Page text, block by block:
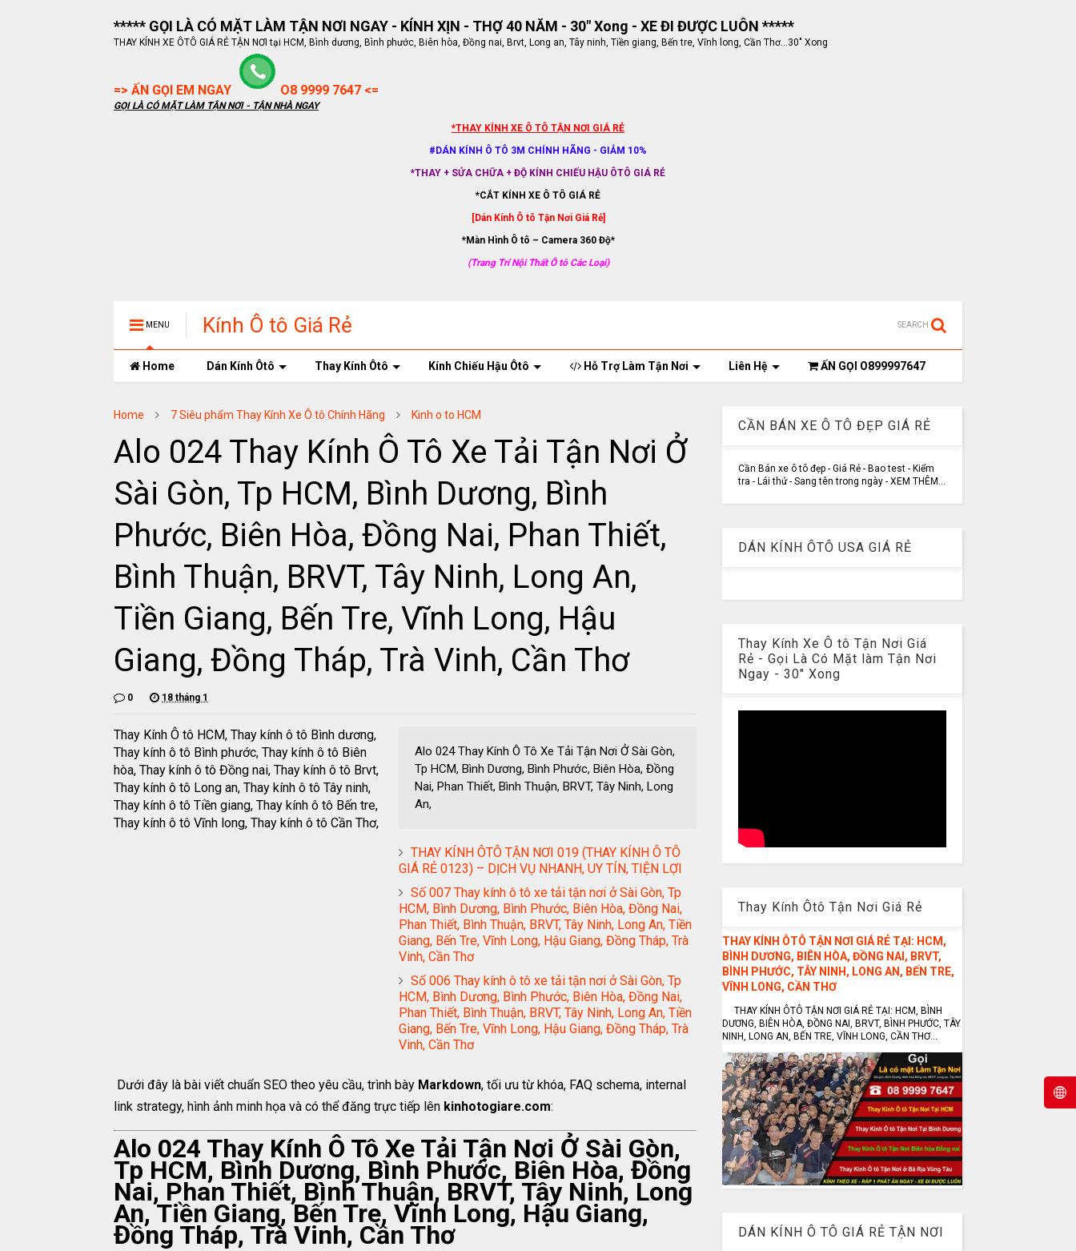
***** GỌI LÀ CÓ MẶT LÀM TẬN NƠI NGAY - KÍNH XỊN - THỢ 40 NĂM - 30" Xong - XE ĐI ĐƯỢC LUÔN *****
THAY KÍNH XE ÔTÔ GIÁ RẺ TẬN NƠI tại HCM, Bình dương, Bình phước, Biên hòa, Đồng nai, Brvt, Long an, Tây ninh, Tiền giang, Bến tre, Vĩnh long, Cần Thơ...30" Xong
=> ẤN GỌI EM NGAY O8 9999 7647 <=
GỌI LÀ CÓ MẶT LÀM TẬN NƠI - TẬN NHÀ NGAY
*THAY KÍNH XE Ô TÔ TẬN NƠI GIÁ RẺ
#DÁN KÍNH Ô TÔ 3M CHÍNH HÃNG - GIẢM 10%
*THAY + SỬA CHỮA + ĐỘ KÍNH CHIẾU HẬU ÔTÔ GIÁ RẺ
*CẮT KÍNH XE Ô TÔ GIÁ RẺ
[Dán Kính Ô tô Tận Nơi Giá Rẻ]
*Màn Hình Ô tô – Camera 360 Độ*
(Trang Trí Nội Thất Ô tô Các Loại)
MENU Kính Ô tô Giá Rẻ SEARCH
Home Dán Kính Ôtô Thay Kính Ôtô Kính Chiếu Hậu Ôtô Hỗ Trợ Làm Tận Nơi Liên Hệ ẤN GỌI O899997647
Home 7 Siêu phẩm Thay Kính Xe Ô tô Chính Hãng Kinh o to HCM
Alo 024 Thay Kính Ô Tô Xe Tải Tận Nơi Ở
Sài Gòn, Tp HCM, Bình Dương, Bình
Phước, Biên Hòa, Đồng Nai, Phan Thiết,
Bình Thuận, BRVT, Tây Ninh, Long An,
Tiền Giang, Bến Tre, Vĩnh Long, Hậu
Giang, Đồng Tháp, Trà Vinh, Cần Thơ
0 18 tháng 1
Thay Kính Ô tô HCM, Thay kính ô tô Bình dương,
Thay kính ô tô Bình phước, Thay kính ô tô Biên
hòa, Thay kính ô tô Đồng nai, Thay kính ô tô Brvt,
Thay kính ô tô Long an, Thay kính ô tô Tây ninh,
Thay kính ô tô Tiền giang, Thay kính ô tô Bến tre,
Thay kính ô tô Vĩnh long, Thay kính ô tô Cần Thơ,
Alo 024 Thay Kính Ô Tô Xe Tải Tận Nơi Ở Sài Gòn,
Tp HCM, Bình Dương, Bình Phước, Biên Hòa, Đồng
Nai, Phan Thiết, Bình Thuận, BRVT, Tây Ninh, Long
An,
THAY KÍNH ÔTÔ TẬN NƠI 019 (THAY KÍNH Ô TÔ
GIÁ RẺ 0123) – DỊCH VỤ NHANH, UY TÍN, TIỆN LỢI
Số 007 Thay kính ô tô xe tải tận nơi ở Sài Gòn, Tp
HCM, Bình Dương, Bình Phước, Biên Hòa, Đồng Nai,
Phan Thiết, Bình Thuận, BRVT, Tây Ninh, Long An, Tiền
Giang, Bến Tre, Vĩnh Long, Hậu Giang, Đồng Tháp, Trà
Vinh, Cần Thơ
Số 006 Thay kính ô tô xe tải tận nơi ở Sài Gòn, Tp
HCM, Bình Dương, Bình Phước, Biên Hòa, Đồng Nai,
Phan Thiết, Bình Thuận, BRVT, Tây Ninh, Long An, Tiền
Giang, Bến Tre, Vĩnh Long, Hậu Giang, Đồng Tháp, Trà
Vinh, Cần Thơ
Dưới đây là bài viết chuẩn SEO theo yêu cầu, trình bày Markdown, tối ưu từ khóa, FAQ schema, internal
link strategy, hình ảnh minh họa và có thể đăng trực tiếp lên kinhotogiare.com:
Alo 024 Thay Kính Ô Tô Xe Tải Tận Nơi Ở Sài Gòn,
Tp HCM, Bình Dương, Bình Phước, Biên Hòa, Đồng
Nai, Phan Thiết, Bình Thuận, BRVT, Tây Ninh, Long
An, Tiền Giang, Bến Tre, Vĩnh Long, Hậu Giang,
Đồng Tháp, Trà Vinh, Cần Thơ
CẦN BÁN XE Ô TÔ ĐẸP GIÁ RẺ
Cần Bán xe ô tô đẹp - Giá Rẻ - Bao test - Kiểm
tra - Lái thử - Sang tên trong ngày - XEM THÊM...
DÁN KÍNH ÔTÔ USA GIÁ RẺ
Thay Kính Xe Ô tô Tận Nơi Giá
Rẻ - Gọi Là Có Mặt làm Tận Nơi
Ngay - 30" Xong
Thay Kính Ôtô Tận Nơi Giá Rẻ
THAY KÍNH ÔTÔ TẬN NƠI GIÁ RẺ TẠI: HCM,
BÌNH DƯƠNG, BIÊN HÒA, ĐỒNG NAI, BRVT,
BÌNH PHƯỚC, TÂY NINH, LONG AN, BẾN TRE,
VĨNH LONG, CẦN THƠ
THAY KÍNH ÔTÔ TẬN NƠI GIÁ RẺ TẠI: HCM, BÌNH
DƯƠNG, BIÊN HÒA, ĐỒNG NAI, BRVT, BÌNH PHƯỚC, TÂY
NINH, LONG AN, BẾN TRE, VĨNH LONG, CẦN THƠ...
DÁN KÍNH Ô TÔ GIÁ RẺ TẬN NƠI